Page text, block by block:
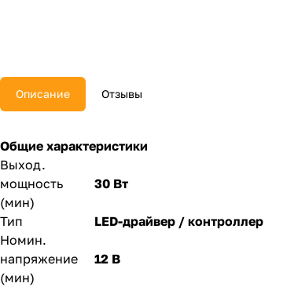
Описание Отзывы
Общие характеристики
Выход.
мощность
(мин)
30 Вт
Тип
LED-драйвер / контроллер
Номин.
напряжение
(мин)
12 В